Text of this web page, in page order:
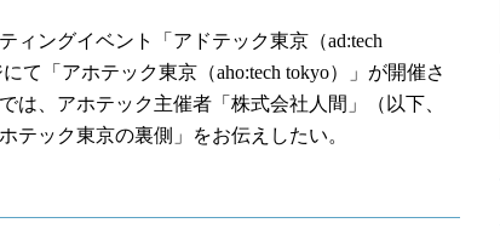
ブログ
ィングイベント「アドテック東京（ad:tech
て「アホテック東京（aho:tech tokyo）」が開催さ
は、アホテック主催者「株式会社人間」（以下、
テック東京の裏側」をお伝えしたい。